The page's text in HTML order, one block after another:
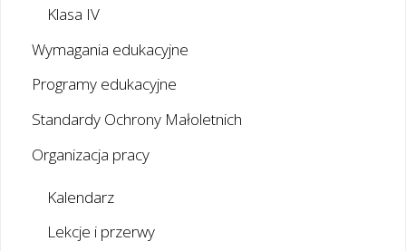
Klasa IV
Wymagania edukacyjne
Programy edukacyjne
Standardy Ochrony Małoletnich
Organizacja pracy
Kalendarz
Lekcje i przerwy